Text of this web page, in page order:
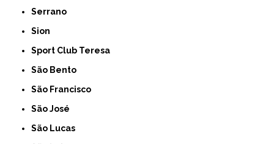
Serrano
Sion
Sport Club Teresa
São Bento
São Francisco
São José
São Lucas